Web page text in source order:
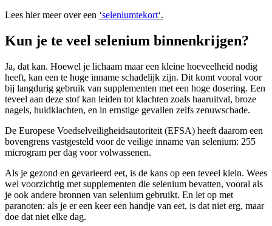
Lees hier meer over een ‘seleniumtekort‘.
Kun je te veel selenium binnenkrijgen?
Ja, dat kan. Hoewel je lichaam maar een kleine hoeveelheid nodig
heeft, kan een te hoge inname schadelijk zijn. Dit komt vooral voor
bij langdurig gebruik van supplementen met een hoge dosering. Een
teveel aan deze stof kan leiden tot klachten zoals haaruitval, broze
nagels, huidklachten, en in ernstige gevallen zelfs zenuwschade.
De Europese Voedselveiligheidsautoriteit (EFSA) heeft daarom een
bovengrens vastgesteld voor de veilige inname van selenium: 255
microgram per dag voor volwassenen.
Als je gezond en gevarieerd eet, is de kans op een teveel klein. Wees
wel voorzichtig met supplementen die selenium bevatten, vooral als
je ook andere bronnen van selenium gebruikt. En let op met
paranoten: als je er een keer een handje van eet, is dat niet erg, maar
doe dat niet elke dag.